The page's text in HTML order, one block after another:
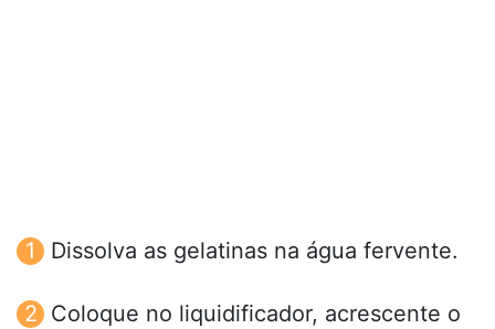
Dissolva as gelatinas na água fervente.
Coloque no liquidificador, acrescente o